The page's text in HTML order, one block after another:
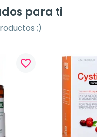
para ti
;)
favorite_border